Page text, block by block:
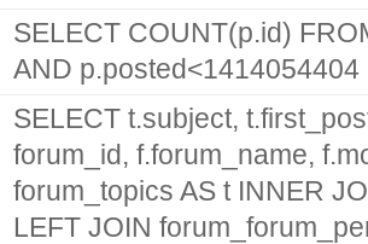
SELECT COUNT(p.id)
AND p.posted<1414054404
SELECT t.subject,
forum_id, f.forum_name,
forum_topics AS t INNER
LEFT JOIN